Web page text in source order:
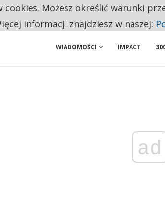
EUROPEJSKI PRZEMYSŁ. NA LIŚCIE SĄ DWA PODMIOTY
WIADOMOŚCI IMPACT
ad
cookies. Możesz określić warunki
informacji znajdziesz w naszej: